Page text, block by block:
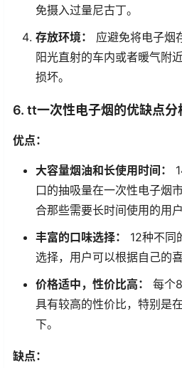
免摄入过量尼古丁。
存放环境：
应避免将电子烟
阳光直射的车内或者暖气附
损坏。
6. tt一次性电子烟的优缺点分
优点：
大容量烟油和长使用时间：
口的抽吸量在一次性电子烟
合那些需要长时间使用的用户
丰富的口味选择：
12种不同
选择，用户可以根据自己的
价格适中，性价比高：
每个
具有较高的性价比，特别是
下。
缺点：